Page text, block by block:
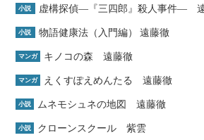
小説 虚構探偵―『三四郎』殺人事件―
小説 物語健康法（入門編） 遠藤徹
マンガ キノコの森 遠藤徹
マンガ えくすぽえめんたる 遠藤徹
小説 ムネモシュネの地図 遠藤徹
小説 クローンスクール 紫雲